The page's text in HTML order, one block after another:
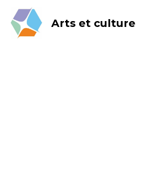
content
Arts et culture